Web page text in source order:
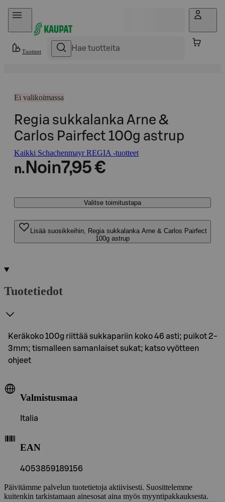
Hyppää sisältöön
Tuotteet
Ei valikoimassa
Regia sukkalanka Arne &
Carlos Pairfect 100g astrup
Kaikki Schachenmayr REGIA -tuotteet
n. Noin7,95 €
Valitse toimitustapa
Lisää suosikkeihin, Regia sukkalanka Arne & Carlos Pairfect
100g astrup
Tuotetiedot
Keräkoko 100g riittää sukkapariin koko 46 asti; puikot 2-
3mm; tismalleen samanlaiset sukat; katso vyötteen
ohjeet
Valmistusmaa
Italia
EAN
4053859189156
Päivitämme palvelun tuotetietoja aktiivisesti. Suosittelemme
kuitenkin tarkistamaan ainesosat aina myös myyntipakkauksesta.